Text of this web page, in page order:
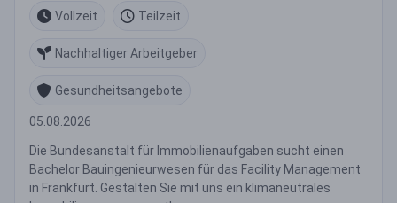
Vollzeit
Teilzeit
Nachhaltiger Arbeitgeber
Gesundheitsangebote
05.08.2026
Die Bundesanstalt für Immobilienaufgaben sucht einen
Bachelor Bauingenieurwesen für das Facility Management
in Frankfurt. Gestalten Sie mit uns ein klimaneutrales